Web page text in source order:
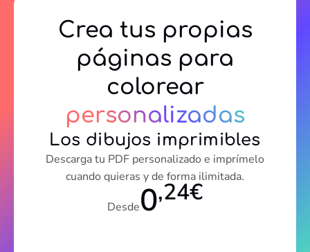
Crea tus propias
páginas para
colorear
personalizadas
Los dibujos imprimibles
Descarga tu PDF personalizado e imprímelo
cuando quieras y de forma ilimitada.
Desde0,24€